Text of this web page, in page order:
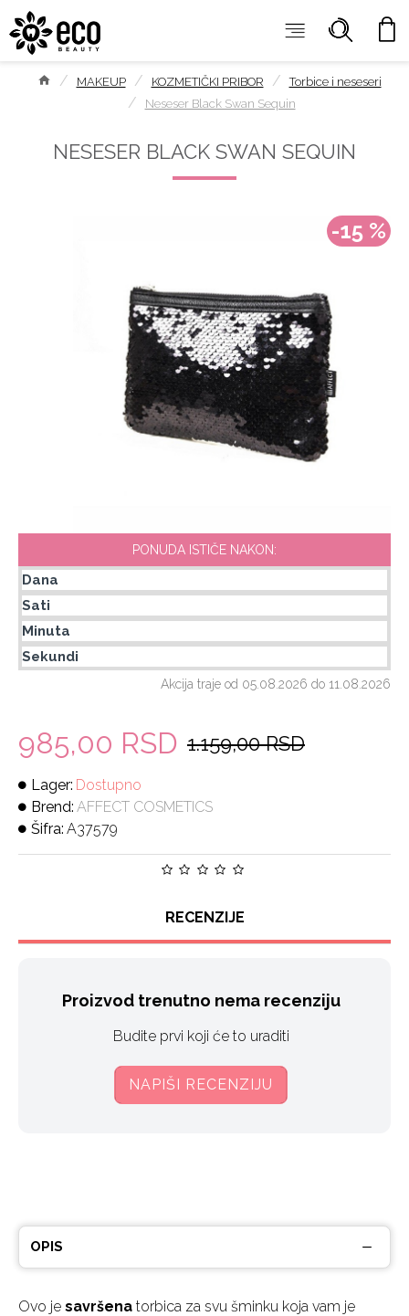
MAKEUP KOZMETIČKI PRIBOR
Torbice i neseseri
Neseser Black Swan Sequin
NESESER BLACK SWAN SEQUIN
-15 %
Lager: Dostupno
Brend: AFFECT COSMETICS
Šifra: A37579
Akcija traje od 05.08.2026 do 11.08.2026
PONUDA ISTIČE NAKON:
Dana
Sati
Minuta
Sekundi
985,00 RSD 1.159,00 RSD
OPIS
Ovo je savršena torbica za svu šminku koja vam je
RECENZIJE
Proizvod trenutno nema recenziju
Budite prvi koji će to uraditi
NAPIŠI RECENZIJU